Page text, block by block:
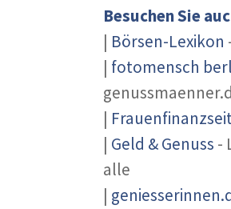
Besuchen Sie
| Börsen-Lexikon
| fotomensch
|
| Geld & Genuss -
alle
|